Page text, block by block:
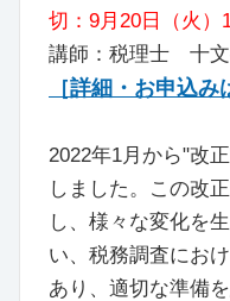
切：9月20日（火）
講師：税理士 十
［詳細・お申込み
2022年1月から"改
しました。この改
し、様々な変化を
い、税務調査にお
あり、適切な準備